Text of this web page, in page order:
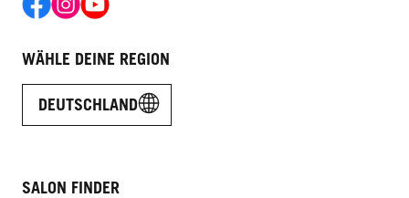
WÄHLE DEINE REGION
DEUTSCHLAND
SALON FINDER